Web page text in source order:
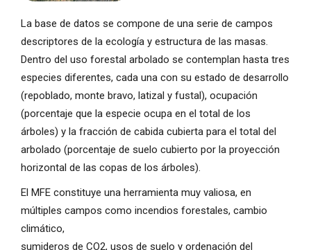
La base de datos se compone de una serie de campos
descriptores de la ecología y estructura de las masas.
Dentro del uso forestal arbolado se contemplan hasta tres
especies diferentes, cada una con su estado de desarrollo
(repoblado, monte bravo, latizal y fustal), ocupación
(porcentaje que la especie ocupa en el total de los
árboles) y la fracción de cabida cubierta para el total del
arbolado (porcentaje de suelo cubierto por la proyección
horizontal de las copas de los árboles).
El MFE constituye una herramienta muy valiosa, en
múltiples campos como incendios forestales, cambio
climático,
sumideros de CO2, usos de suelo y ordenación del